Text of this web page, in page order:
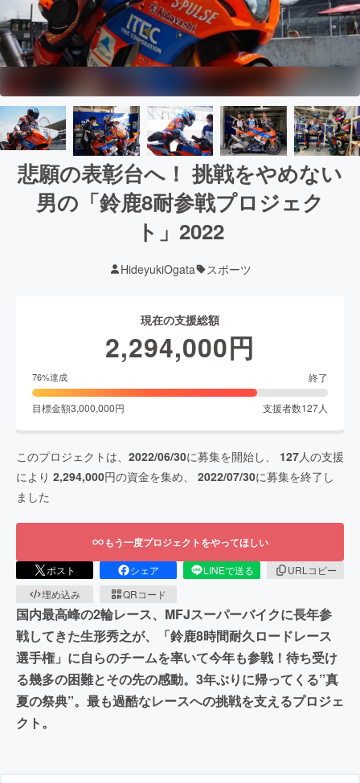
悲願の表彰台へ！ 挑戦をやめない
男の「鈴鹿8耐参戦プロジェク
ト」2022
HideyukiOgata スポーツ
現在の支援総額
2,294,000円
76%達成 終了
目標金額3,000,000円 支援者数127人
このプロジェクトは、 2022/06/30に募集を開始し、 127人の支援
により 2,294,000円の資金を集め、 2022/07/30に募集を終了し
ました
もう一度プロジェクトをやってほしい
ポスト シェア LINEで送る
URLコピー
埋め込み
QRコード
国内最高峰の2輪レース、MFJスーパーバイクに長年参
戦してきた生形秀之が、「鈴鹿8時間耐久ロードレース
選手権」に自らのチームを率いて今年も参戦！待ち受け
る幾多の困難とその先の感動。3年ぶりに帰ってくる”真
夏の祭典”。最も過酷なレースへの挑戦を支えるプロジェ
クト。